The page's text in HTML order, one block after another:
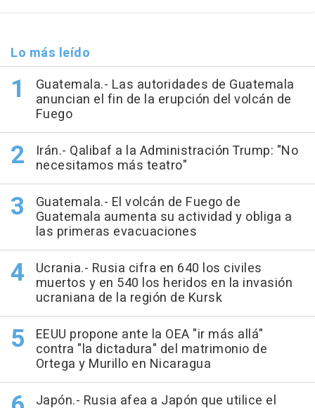
Lo más leído
Guatemala.- Las autoridades de Guatemala
anuncian el fin de la erupción del volcán de
Fuego
Irán.- Qalibaf a la Administración Trump: "No
necesitamos más teatro"
Guatemala.- El volcán de Fuego de
Guatemala aumenta su actividad y obliga a
las primeras evacuaciones
Ucrania.- Rusia cifra en 640 los civiles
muertos y en 540 los heridos en la invasión
ucraniana de la región de Kursk
EEUU propone ante la OEA "ir más allá"
contra "la dictadura" del matrimonio de
Ortega y Murillo en Nicaragua
Japón.- Rusia afea a Japón que utilice el